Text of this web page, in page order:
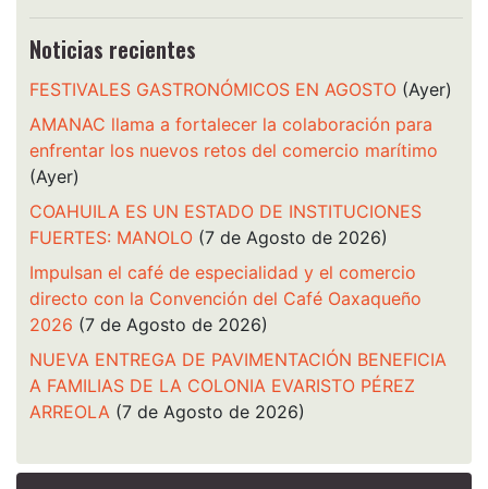
Noticias recientes
FESTIVALES GASTRONÓMICOS EN AGOSTO (Ayer)
AMANAC llama a fortalecer la colaboración para
enfrentar los nuevos retos del comercio marítimo
(Ayer)
COAHUILA ES UN ESTADO DE INSTITUCIONES
FUERTES: MANOLO (7 de Agosto de 2026)
Impulsan el café de especialidad y el comercio
directo con la Convención del Café Oaxaqueño
2026 (7 de Agosto de 2026)
NUEVA ENTREGA DE PAVIMENTACIÓN BENEFICIA
A FAMILIAS DE LA COLONIA EVARISTO PÉREZ
ARREOLA (7 de Agosto de 2026)